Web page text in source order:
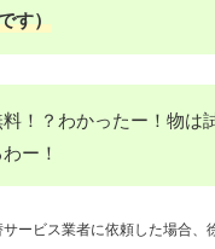
す）
！？わかったー！物は
ー！
ービス業者に依頼した場合、